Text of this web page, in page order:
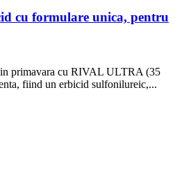
cu formulare unica, pentru
primavara cu RIVAL ULTRA (35
fiind un erbicid sulfonilureic,...